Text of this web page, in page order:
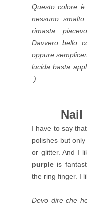
Questo colore
nessuno
rimasta
Davvero bello
oppure
lucida basta
:)
Nail
I have to say
polishes but
or glitter. And I
purple is
the ring finger. I
Devo dire che